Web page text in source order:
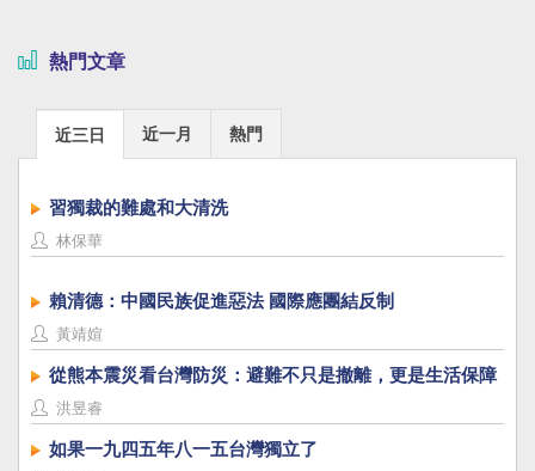
熱門文章
近三日 近一月 熱門
習獨裁的難處和大清洗
林保華
賴清德：中國民族促進惡法 國際應團結反制
黃靖媗
從熊本震災看台灣防災：避難不只是撤離，更是生活保障
洪昱睿
如果一九四五年八一五台灣獨立了